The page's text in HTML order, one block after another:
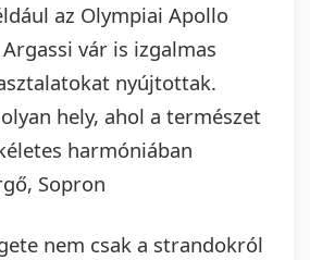
az Olympiai Apollo
vár is izgalmas
nyújtottak.
hely, ahol a természet
harmóniában
Sopron
nem csak a strandokról